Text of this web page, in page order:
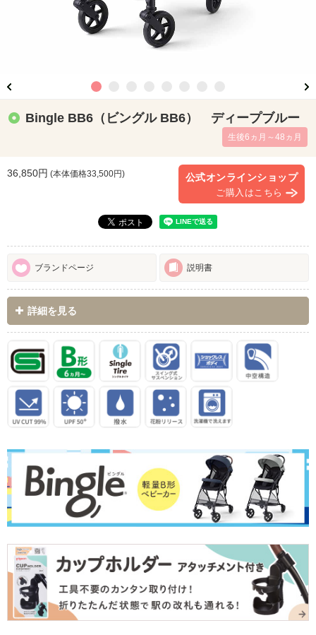
Bingle BB6（ビングル BB6） ディープブルー
生後6ヵ月～48ヵ月
36,850円 (本体価格33,500円) 公式オンラインショップ
ご購入はこちら
ブランドページ 説明書
詳細を見る